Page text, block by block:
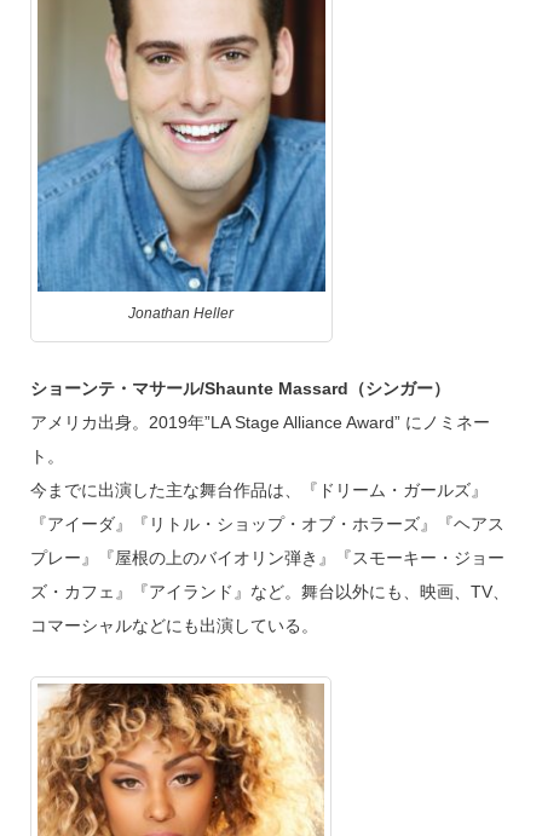
Jonathan Heller
ショーンテ・マサール/Shaunte Massard（シンガー）
アメリカ出身。2019年”LA Stage Alliance Award” にノミネー
ト。
今までに出演した主な舞台作品は、『ドリーム・ガールズ』
『アイーダ』『リトル・ショップ・オブ・ホラーズ』『ヘアス
プレー』『屋根の上のバイオリン弾き』『スモーキー・ジョー
ズ・カフェ』『アイランド』など。舞台以外にも、映画、TV、
コマーシャルなどにも出演している。